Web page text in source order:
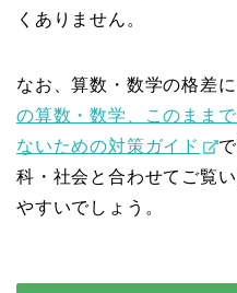
くありません。
なお、算数・数学の格差
の算数・数学、このまま
ないための対策ガイド
科・社会と合わせてご覧
やすいでしょう。